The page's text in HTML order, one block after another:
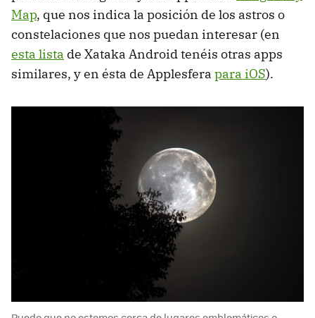
Map, que nos indica la posición de los astros o
constelaciones que nos puedan interesar (en
esta lista de Xataka Android tenéis otras apps
similares, y en ésta de Applesfera para iOS).